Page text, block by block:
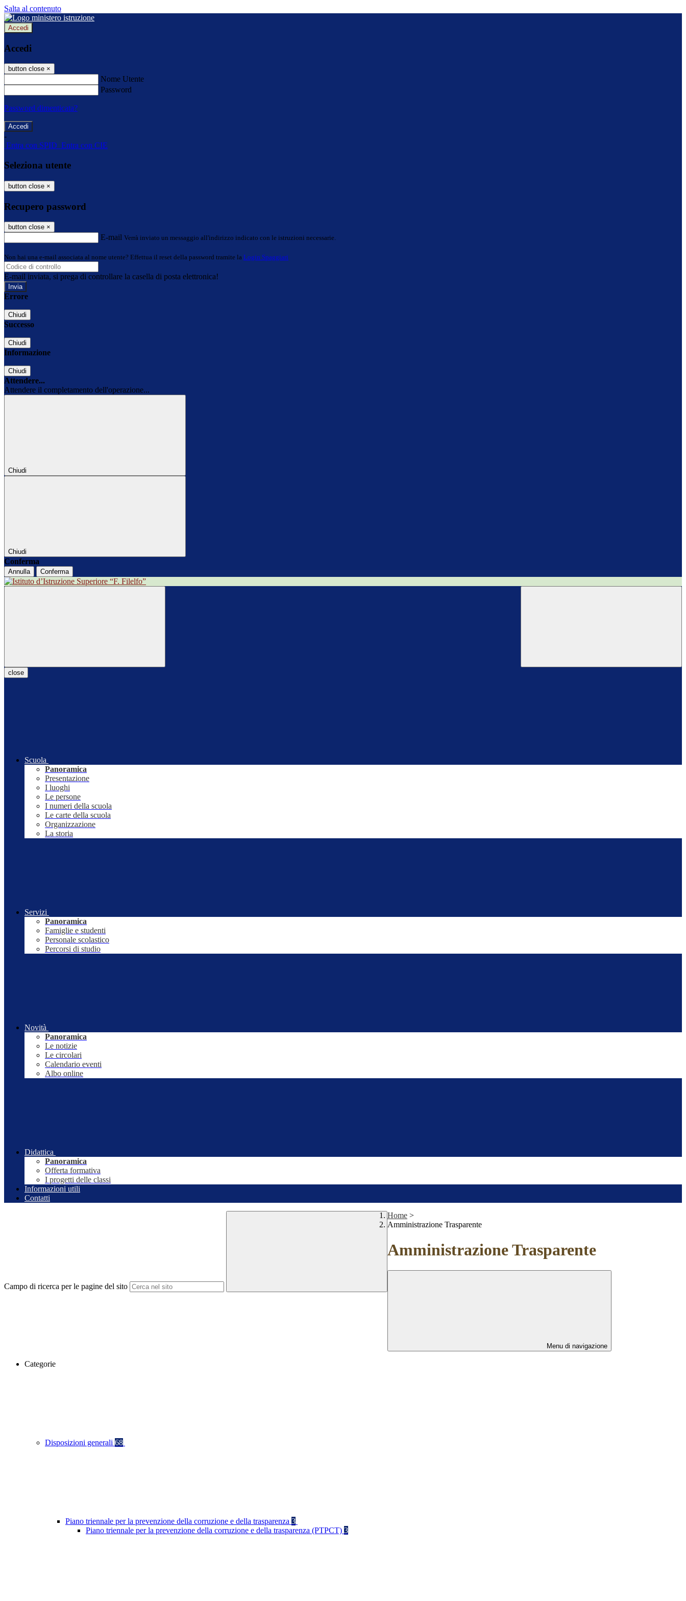
Salta al contenuto
Accedi
Accedi
button close ×
Nome Utente
Password
Password dimenticata?
-
Entra con SPID Entra con CIE
Seleziona utente
button close ×
Recupero password
button close ×
E-mail Verrà inviato un messaggio all'indirizzo indicato con le istruzioni necessarie.
Non hai una e-mail associata al nome utente? Effettua il reset della password tramite la Login Spaggiari
E-mail inviata, si prega di controllare la casella di posta elettronica!
Errore
Chiudi
Successo
Chiudi
Informazione
Chiudi
Attendere...
Attendere il completamento dell'operazione...
Chiudi
Chiudi
Conferma
Annulla Conferma
close
Scuola
Panoramica
Presentazione
I luoghi
Le persone
I numeri della scuola
Le carte della scuola
Organizzazione
La storia
Servizi
Panoramica
Famiglie e studenti
Personale scolastico
Percorsi di studio
Novità
Panoramica
Le notizie
Le circolari
Calendario eventi
Albo online
Didattica
Panoramica
Offerta formativa
I progetti delle classi
Informazioni utili
Contatti
Campo di ricerca per le pagine del sito
Home >
Amministrazione Trasparente
Amministrazione Trasparente
Menu di navigazione
Categorie
Disposizioni generali 68
Piano triennale per la prevenzione della corruzione e della trasparenza 3
Piano triennale per la prevenzione della corruzione e della trasparenza (PTPCT) 3